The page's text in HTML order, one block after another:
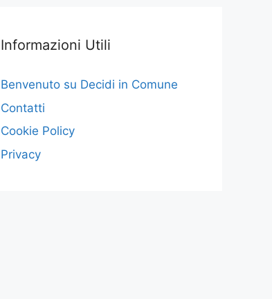
Informazioni Utili
Benvenuto su Decidi in Comune
Contatti
Cookie Policy
Privacy